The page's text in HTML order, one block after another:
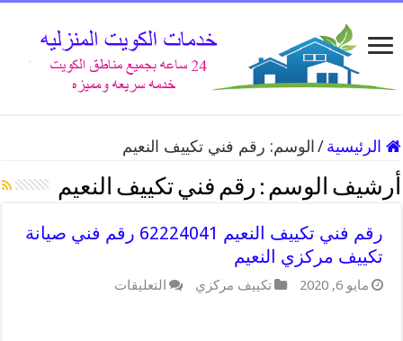
الرئيسية / الوسم: رقم فني تكييف النعيم
أرشيف الوسم : رقم فني تكييف النعيم
رقم فني تكييف النعيم 62224041 رقم فني صيانة
تكييف مركزي النعيم
مايو 6, 2020 تكييف مركزي التعليقات